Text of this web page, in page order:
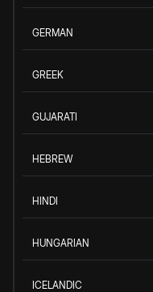
GERMAN
GREEK
GUJARATI
HEBREW
HINDI
HUNGARIAN
ICELANDIC